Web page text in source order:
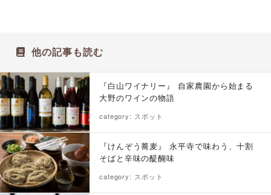
他の記事も読む
『白山ワイナリー』 自家農園から始まる
大野のワインの物語
category: スポット
『けんぞう蕎麦』 永平寺で味わう、十割
そばと辛味の醍醐味
category: スポット